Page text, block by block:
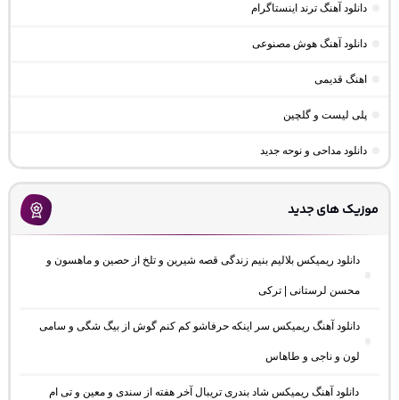
دانلود آهنگ ترند اینستاگرام
دانلود آهنگ هوش مصنوعی
اهنگ قدیمی
پلی لیست و گلچین
دانلود مداحی و نوحه جدید
موزیک های جدید
دانلود ریمیکس بلالیم بنیم زندگی قصه شیرین و تلخ از حصین و ماهسون و
محسن لرستانی | ترکی
دانلود آهنگ ریمیکس سر اینکه حرفاشو کم کنم گوش از بیگ شگی و سامی
لون و ناجی و طاهاس
دانلود آهنگ ریمیکس شاد بندری تریبال آخر هفته از سندی و معین و تی ام